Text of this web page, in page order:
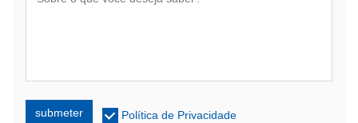
submeter Política de Privacidade